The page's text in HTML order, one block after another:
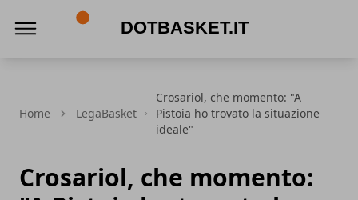
Home LegaBasket
Crosariol, che momento: "A
Pistoia ho trovato la situazione
ideale"
Crosariol, che momento: